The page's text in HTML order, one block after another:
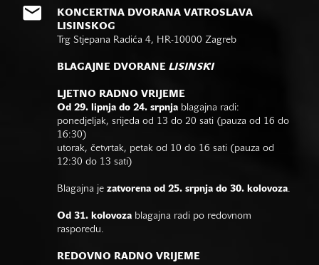
KONCERTNA DVORANA VATROSLAVA
LISINSKOG
Trg Stjepana Radića 4, HR-10000 Zagreb
BLAGAJNE DVORANE LISINSKI
LJETNO RADNO VRIJEME
Od 29. lipnja do 24. srpnja blagajna radi:
ponedjeljak, srijeda od 13 do 20 sati (pauza od 16 do
16:30)
utorak, četvrtak, petak od 10 do 16 sati (pauza od
12:30 do 13 sati)
Blagajna je zatvorena od 25. srpnja do 30. kolovoza.
Od 31. kolovoza blagajna radi po redovnom
rasporedu.
REDOVNO RADNO VRIJEME